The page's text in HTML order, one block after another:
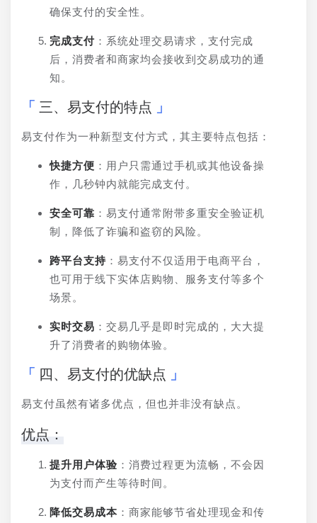
确保支付的安全性。
完成支付 ：系统处理交易请求，支付完成
后，消费者和商家均会接收到交易成功的通
知。
三、易支付的特点
易支付作为一种新型支付方式，其主要特点包括：
快捷方便 ：用户只需通过手机或其他设备操
作，几秒钟内就能完成支付。
安全可靠 ：易支付通常附带多重安全验证机
制，降低了诈骗和盗窃的风险。
跨平台支持 ：易支付不仅适用于电商平台，
也可用于线下实体店购物、服务支付等多个
场景。
实时交易 ：交易几乎是即时完成的，大大提
升了消费者的购物体验。
四、易支付的优缺点
易支付虽然有诸多优点，但也并非没有缺点。
优点：
提升用户体验 ：消费过程更为流畅，不会因
为支付而产生等待时间。
降低交易成本 ：商家能够节省处理现金和传